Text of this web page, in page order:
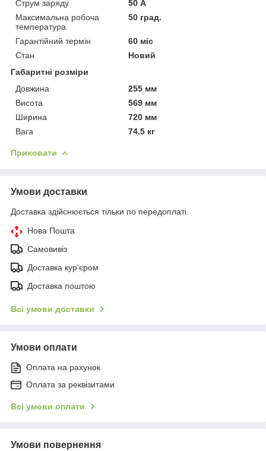
Струм заряду
50 А
Максимальна робоча
температура
50 град.
Гарантійний термін
60 міс
Стан
Новий
Габаритні розміри
Довжина
255 мм
Висота
569 мм
Ширина
720 мм
Вага
74.5 кг
Приховати
Умови доставки
Доставка здійснюється тільки по передоплаті.
Нова Пошта
Самовивіз
Доставка кур'єром
Доставка поштою
Всі умови доставки
Умови оплати
Оплата на рахунок
Оплата за реквізитами
Всі умови оплати
Умови повернення